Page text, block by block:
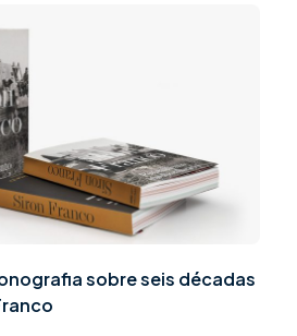
sobre seis décadas